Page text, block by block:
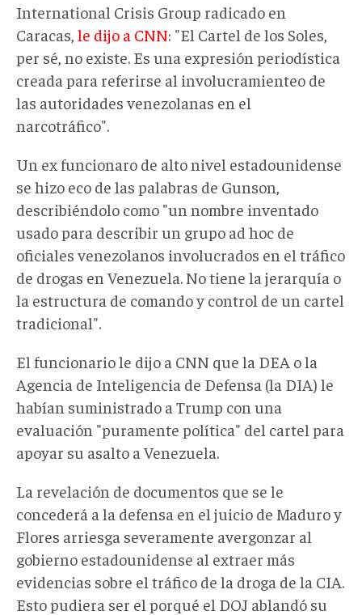
International Crisis Group radicado en
Caracas, le dijo a CNN: "El Cartel de los Soles,
per sé, no existe. Es una expresión periodística
creada para referirse al involucramienteo de
las autoridades venezolanas en el
narcotráfico".
Un ex funcionaro de alto nivel estadounidense
se hizo eco de las palabras de Gunson,
describiéndolo como "un nombre inventado
usado para describir un grupo ad hoc de
oficiales venezolanos involucrados en el tráfico
de drogas en Venezuela. No tiene la jerarquía o
la estructura de comando y control de un cartel
tradicional".
El funcionario le dijo a CNN que la DEA o la
Agencia de Inteligencia de Defensa (la DIA) le
habían suministrado a Trump con una
evaluación "puramente política" del cartel para
apoyar su asalto a Venezuela.
La revelación de documentos que se le
concederá a la defensa en el juicio de Maduro y
Flores arriesga severamente avergonzar al
gobierno estadounidense al extraer más
evidencias sobre el tráfico de la droga de la CIA.
Esto pudiera ser el porqué el DOJ ablandó su